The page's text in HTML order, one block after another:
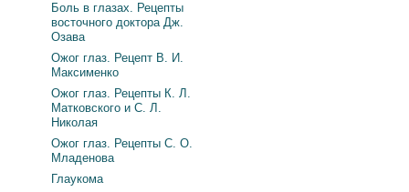
Боль в глазах. Рецепты
восточного доктора Дж.
Озава
Ожог глаз. Рецепт В. И.
Максименко
Ожог глаз. Рецепты К. Л.
Матковского и С. Л.
Николая
Ожог глаз. Рецепты С. О.
Младенова
Глаукома